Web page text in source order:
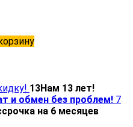
13Нам 13 лет!
и обмен без проблем! 7
на 6 месяцев